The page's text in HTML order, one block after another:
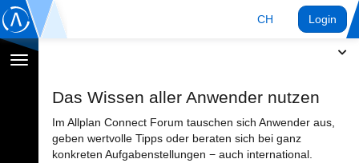
CH Login
Navigation
Das Wissen aller Anwender nutzen
Im Allplan Connect Forum tauschen sich Anwender aus,
geben wertvolle Tipps oder beraten sich bei ganz
konkreten Aufgabenstellungen − auch international.